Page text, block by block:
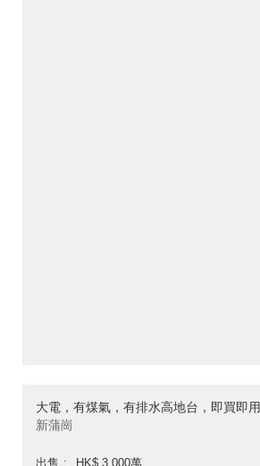
大電，有煤氣，有排水高地台，即買即用
新蒲崗
出售
HK$ 3,000萬